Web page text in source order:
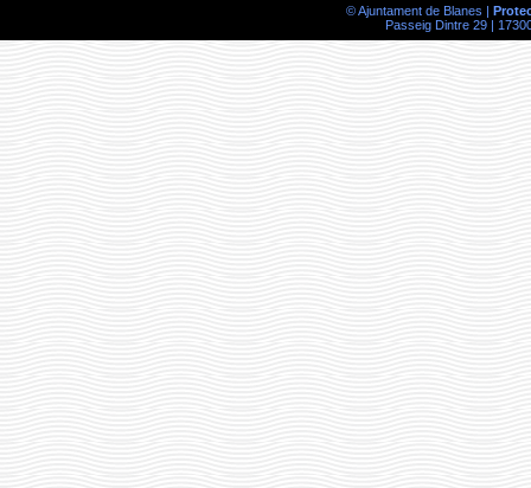
© Ajuntament de Blanes |
Passeig Dintre 29 |